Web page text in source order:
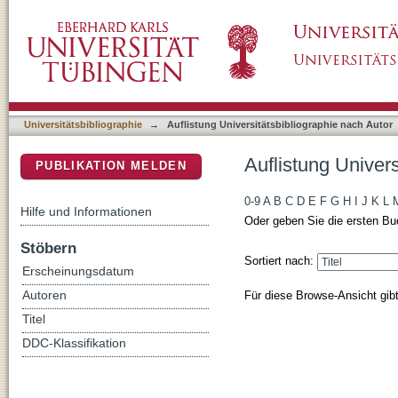
Universitätsbibliographie → Auflistung Universitätsbibliographie nach Autor
Auflistung
0-9 A B C D E F G H J K L
Oder geben Sie die ersten
Sortiert nach:
Für diese Browse-Ansicht
PUBLIKATION MELDEN
Hilfe und Informationen
Stöbern
Erscheinungsdatum
Autoren
Titel
DDC-Klassifikation